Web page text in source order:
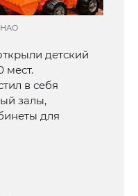
детский
мест.
в себя
залы,
для